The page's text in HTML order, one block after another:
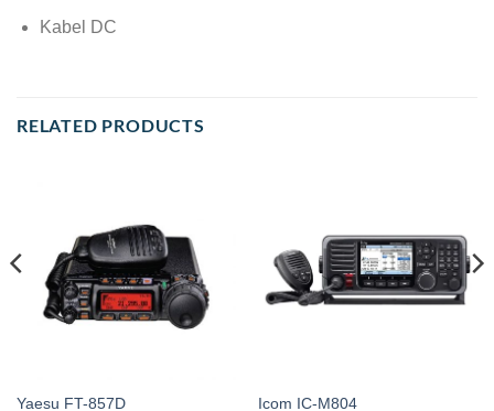
Kabel DC
RELATED PRODUCTS
Yaesu FT-857D Icom IC-M804